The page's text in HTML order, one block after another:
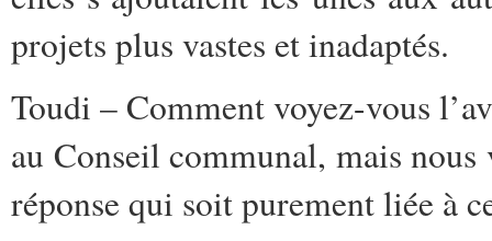
projets plus vastes et inadaptés.
Toudi – Comment voyez-vous
au Conseil communal, mais nous
réponse qui soit purement liée à